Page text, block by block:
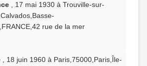
, 17 mai 1930 à Trouville-sur-
rue de la mer
, 18 juin 1960 à Paris,75000,Paris,Île-